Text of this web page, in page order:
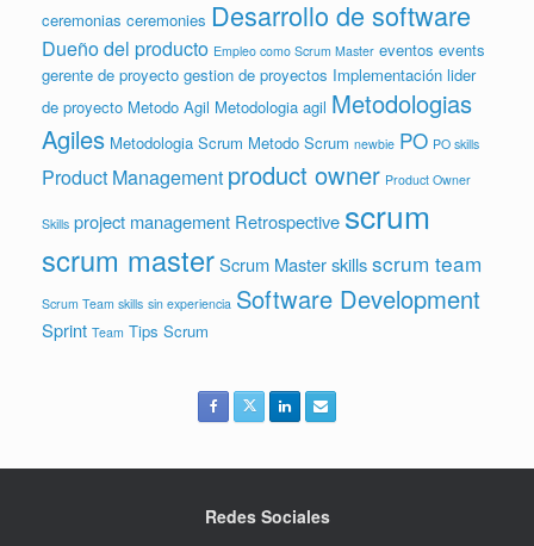
ceremonias ceremonies Desarrollo de software
Dueño del producto Empleo como Scrum Master eventos events
gerente de proyecto gestion de proyectos Implementación lider
de proyecto Metodo Agil Metodologia agil Metodologias
Agiles Metodologia Scrum Metodo Scrum newbie PO PO skills
Product Management product owner Product Owner
Skills project management Retrospective scrum
scrum masterScrum Master skillsscrum team
Scrum Team skills sin experiencia Software Development
Sprint Team Tips Scrum
Redes Sociales